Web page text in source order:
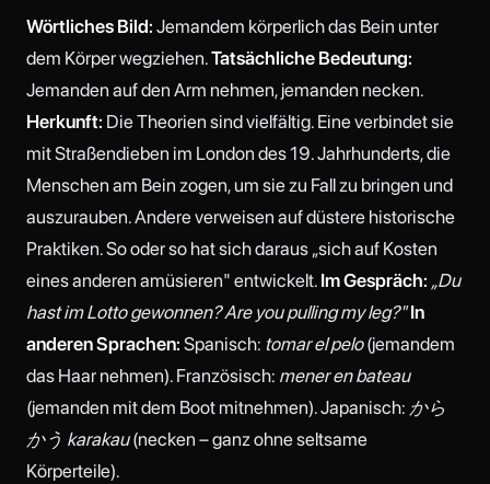
Wörtliches Bild: Jemandem körperlich das Bein unter
dem Körper wegziehen.Tatsächliche Bedeutung:
Jemanden auf den Arm nehmen, jemanden necken.
Herkunft: Die Theorien sind vielfältig. Eine verbindet sie
mit Straßendieben im London des 19. Jahrhunderts, die
Menschen am Bein zogen, um sie zu Fall zu bringen und
auszurauben. Andere verweisen auf düstere historische
Praktiken. So oder so hat sich daraus „sich auf Kosten
eines anderen amüsieren" entwickelt. Im Gespräch: „Du
hast im Lotto gewonnen? Are you pulling my leg?" In
anderen Sprachen: Spanisch: tomar el pelo(jemandem
das Haar nehmen). Französisch: mener en bateau
(jemanden mit dem Boot mitnehmen). Japanisch: から
かう karakau(necken – ganz ohne seltsame
Körperteile).